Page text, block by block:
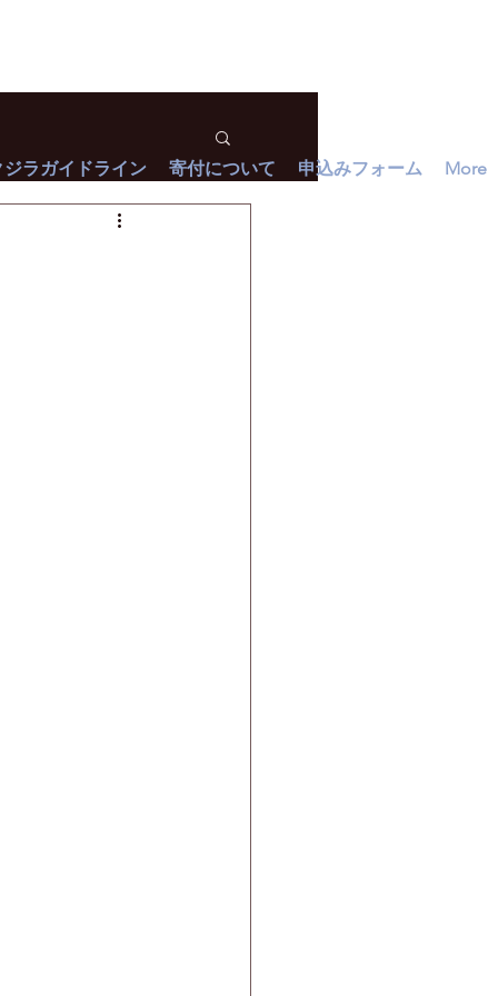
ジラガイドライン 寄付について 申込みフォーム More